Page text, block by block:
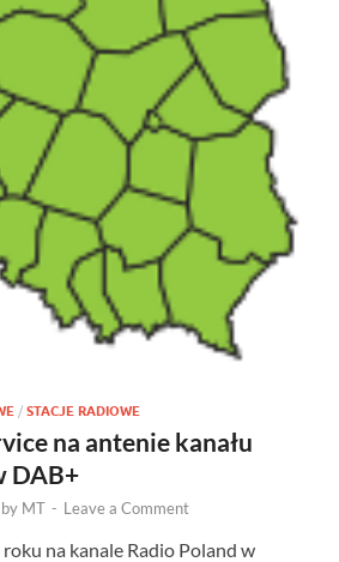
/ STACJE RADIOWE
na antenie kanału
DAB+
by MT - Leave a Comment
na kanale Radio Poland w